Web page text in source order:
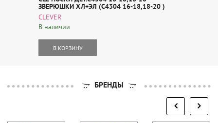
ЗВЕРЮШКИ ХЛ+ЭЛ (С4304 16-18,18-20 )
CLEVER
В наличии
В КОРЗИНУ
БРЕНДЫ